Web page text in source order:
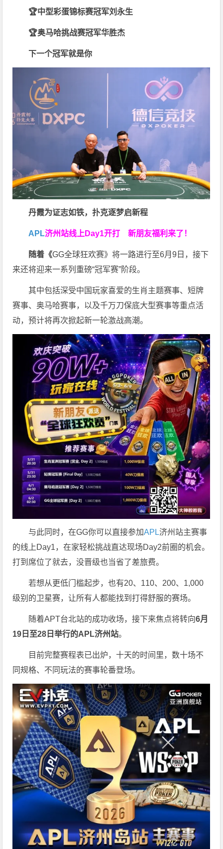
🏆中型彩蛋锦标赛冠军刘永生
🏆奥马哈挑战赛冠军华胜杰
下一个冠军就是你
丹霞为证志如铁，扑克逐梦启新程
APL济州站线上Day1开打新朋友福利来了！
随着《GG全球狂欢赛》将一路进行至6月9日，接下
来还将迎来一系列重磅“冠军赛”阶段。
其中包括深受中国玩家喜爱的生肖主题赛事、短牌
赛事、奥马哈赛事，以及千万刀保底大型赛事等重点活
动，预计将再次掀起新一轮激战高潮。
与此同时，在GG你可以直接参加APL济州站主赛事
的线上Day1，在家轻松挑战直达现场Day2前圈的机会。
打到席位了就去，没晋级也当省了差旅费。
若想从更低门槛起步，也有20、110、200、1,000
级别的卫星赛，让所有人都能找到打得舒服的赛场。
随着APT台北站的成功收场，接下来焦点将转向6月
19 日至28 日举行的APL济州站。
目前完整赛程表已出炉，十天的时间里，数十场不
同规格、不同玩法的赛事轮番登场。